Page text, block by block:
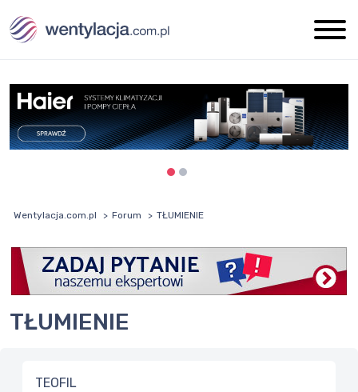
Wentylacja.com.pl Forum TŁUMIENIE
TŁUMIENIE
TEOFIL